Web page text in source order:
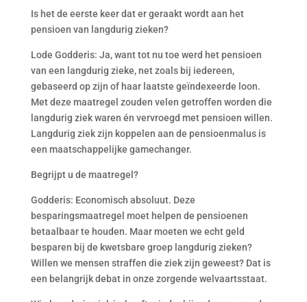
Is het de eerste keer dat er geraakt wordt aan het
pensioen van langdurig zieken?
Lode Godderis: Ja, want tot nu toe werd het pensioen
van een langdurig zieke, net zoals bij iedereen,
gebaseerd op zijn of haar laatste geïndexeerde loon.
Met deze maatregel zouden velen getroffen worden die
langdurig ziek waren én vervroegd met pensioen willen.
Langdurig ziek zijn koppelen aan de pensioenmalus is
een maatschappelijke gamechanger.
Begrijpt u de maatregel?
Godderis: Economisch absoluut. Deze
besparingsmaatregel moet helpen de pensioenen
betaalbaar te houden. Maar moeten we echt geld
besparen bij de kwetsbare groep langdurig zieken?
Willen we mensen straffen die ziek zijn geweest? Dat is
een belangrijk debat in onze zorgende welvaartsstaat.